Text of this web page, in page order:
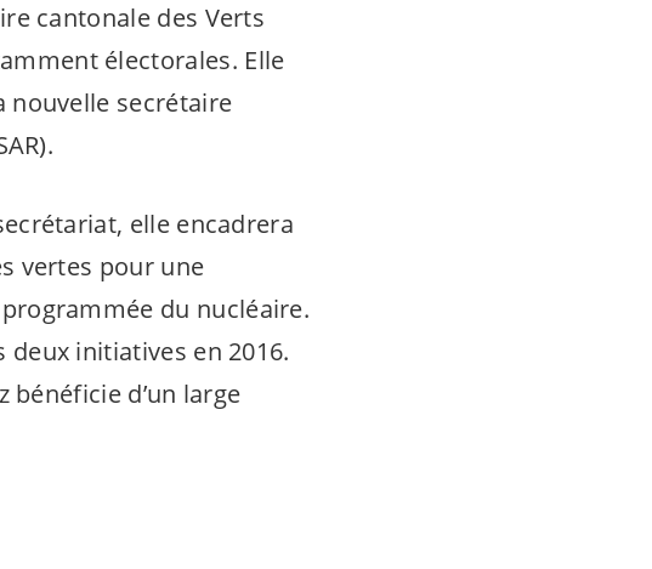
cantonale des Verts
électorales. Elle
nouvelle secrétaire
elle encadrera
vertes pour une
du nucléaire.
initiatives en 2016.
bénéficie d’un large